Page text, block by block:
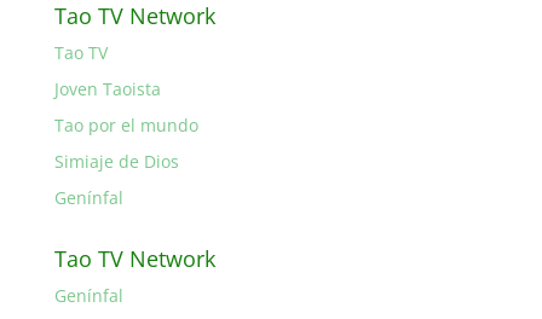
Tao TV Network
Tao TV
Joven Taoista
Tao por el mundo
Simiaje de Dios
Genínfal
Tao TV Network
Genínfal